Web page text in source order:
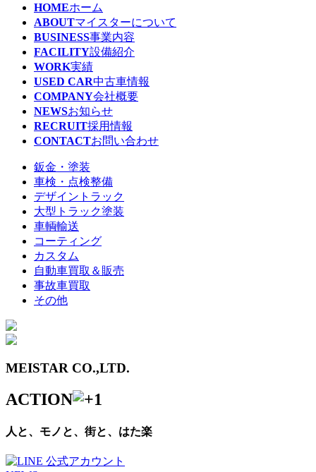
HOMEホーム
ABOUTマイスターについて
BUSINESS事業内容
FACILITY設備紹介
WORK実績
USED CAR中古車情報
COMPANY会社概要
NEWSお知らせ
RECRUIT採用情報
CONTACTお問い合わせ
鈑金・塗装
車検・点検整備
デザイントラック
大型トラック塗装
車輌輸送
コーティング
カスタム
自動車買取＆販売
事故車買取
その他
MEISTAR CO.,LTD.
ACTION
人と、モノと、街と、はた楽